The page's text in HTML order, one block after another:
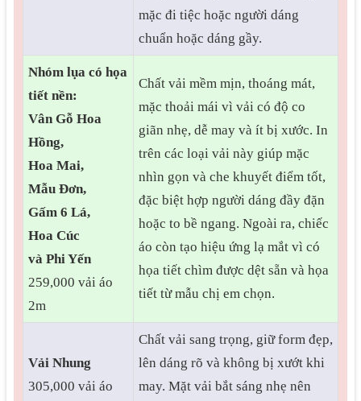
mặc đi tiệc hoặc người dáng
chuẩn hoặc dáng gầy.
Nhóm lụa có họa
tiết nền:
Vân Gỗ Hoa
Hồng,
Hoa Mai,
Mẫu Đơn,
Gấm 6 Lá,
Hoa Cúc
và Phi Yến
259,000 vải áo
2m
Chất vải mềm mịn, thoáng mát,
mặc thoải mái vì vải có độ co
giãn nhẹ, dễ may và ít bị xước. In
trên các loại vải này giúp mặc
nhìn gọn và che khuyết điểm tốt,
đặc biệt hợp người dáng đầy đặn
hoặc to bề ngang. Ngoài ra, chiếc
áo còn tạo hiệu ứng lạ mắt vì có
họa tiết chìm được dệt sẵn và họa
tiết từ mẫu chị em chọn.
Vải Nhung
305,000 vải áo
Chất vải sang trọng, giữ form đẹp,
lên dáng rõ và không bị xướt khi
may. Mặt vải bắt sáng nhẹ nên